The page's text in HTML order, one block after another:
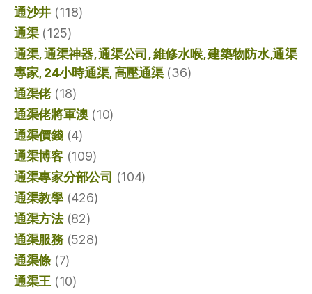
通沙井 (118)
通渠(125)
通渠, 通渠神器, 通渠公司, 維修水喉, 建築物防水,通渠
專家, 24小時通渠, 高壓通渠(36)
通渠佬(18)
通渠佬將軍澳(10)
通渠價錢(4)
通渠博客(109)
通渠專家分部公司 (104)
通渠教學(426)
通渠方法(82)
通渠服務(528)
通渠條 (7)
通渠王 (10)